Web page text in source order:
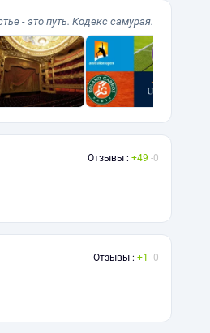
- это путь. Кодекс самурая.
Отзывы : 49 0
Отзывы : 1 0